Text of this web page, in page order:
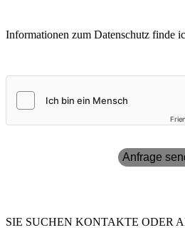
Informationen zum Datenschutz finde
Anfrage
SIE SUCHEN KONTAKTE ODER